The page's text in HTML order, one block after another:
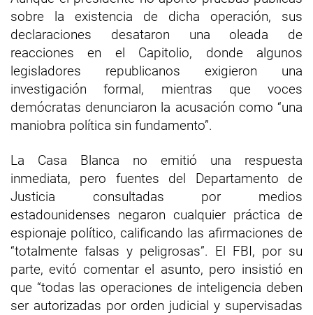
sobre la existencia de dicha operación, sus
declaraciones desataron una oleada de
reacciones en el Capitolio, donde algunos
legisladores republicanos exigieron una
investigación formal, mientras que voces
demócratas denunciaron la acusación como “una
maniobra política sin fundamento”.
La Casa Blanca no emitió una respuesta
inmediata, pero fuentes del Departamento de
Justicia consultadas por medios
estadounidenses negaron cualquier práctica de
espionaje político, calificando las afirmaciones de
“totalmente falsas y peligrosas”. El FBI, por su
parte, evitó comentar el asunto, pero insistió en
que “todas las operaciones de inteligencia deben
ser autorizadas por orden judicial y supervisadas